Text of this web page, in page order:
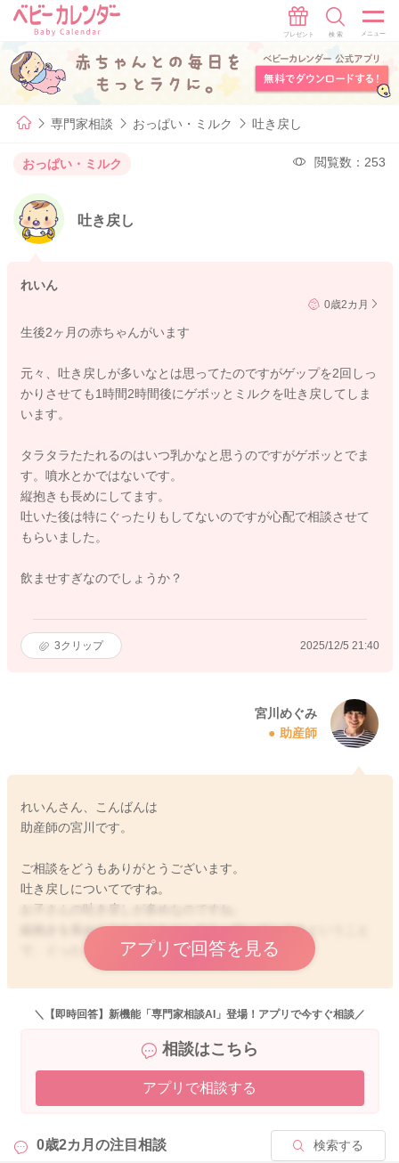
専門家相談 おっぱい・ミルク 吐き戻し
おっぱい・ミルク 閲覧数：253
吐き戻し
れいん
0歳2カ月
生後2ヶ月の赤ちゃんがいます
元々、吐き戻しが多いなとは思ってたのですがゲップを2回しっ
かりさせても1時間2時間後にゲボッとミルクを吐き戻してしま
います。
タラタラたたれるのはいつ乳かなと思うのですがゲボッとでま
す。噴水とかではないです。
縦抱きも長めにしてます。
吐いた後は特にぐったりもしてないのですが心配で相談させて
もらいました。
飲ませすぎなのでしょうか？
3クリップ 2025/12/5 21:40
宮川めぐみ
助産師
れいんさん、こんばんは
助産師の宮川です。
ご相談をどうもありがとうございます。
吐き戻しについてですね。
お子さんの吐き戻しが多めなのですね。
縦抱きを長めにされてみたりしても、吐いてしまうということ
で、ぐったりする様子も見られないのですね。
実際にどれぐらいの量を飲ませてくださっているのかわからな
いのですが、ミルク量が多めに感じられることもあるようでし
140ml前後飲めていたら十分かと思います。
また泣くことでも空気を飲み込んでしまうことがあります。
腸をされてみて、お腹が楽になるようにされてみるのもいいと
思いますよ。
アプリで回答を見る
＼【即時回答】新機能「専門家相談AI」登場！アプリで今すぐ相談／
相談はこちら
アプリで相談する
0歳2カ月の注目相談 検索する